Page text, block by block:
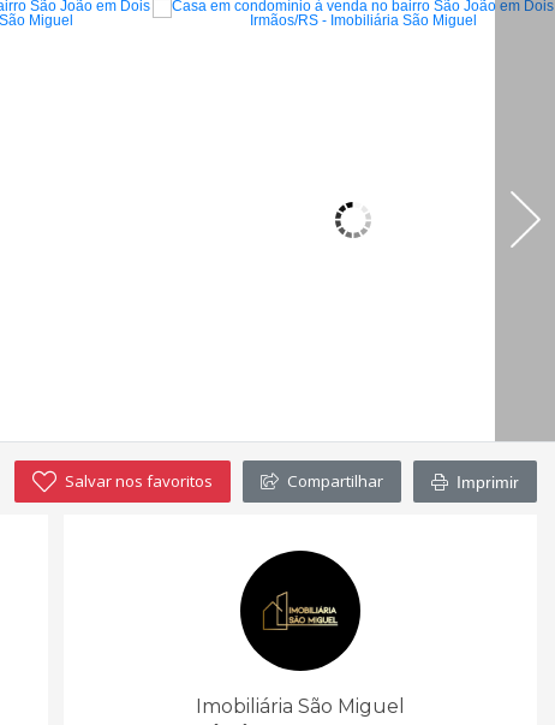
Salvar nos favoritos Compartilhar Imprimir
Imobiliária São Miguel